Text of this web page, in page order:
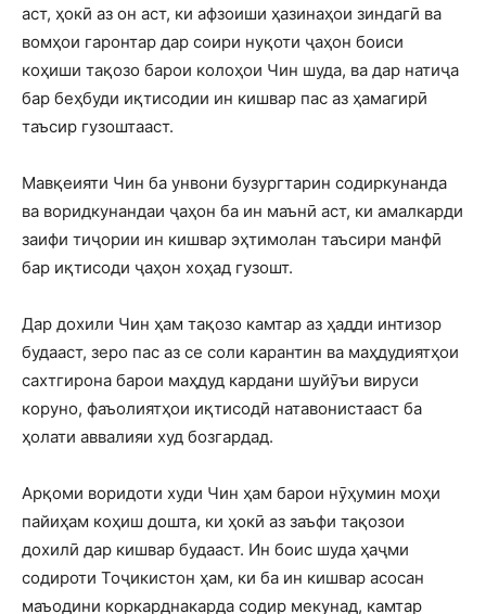
аст, ҳокӣ аз он аст, ки афзоиши ҳазинаҳои зиндагӣ ва
вомҳои гаронтар дар соири нуқоти ҷаҳон боиси
коҳиши тақозо барои колоҳои Чин шуда, ва дар натиҷа
бар беҳбуди иқтисодии ин кишвар пас аз ҳамагирӣ
таъсир гузоштааст.
Мавқеияти Чин ба унвони бузургтарин содиркунанда
ва воридкунандаи ҷаҳон ба ин маънӣ аст, ки амалкарди
заифи тиҷории ин кишвар эҳтимолан таъсири манфӣ
бар иқтисоди ҷаҳон хоҳад гузошт.
Дар дохили Чин ҳам тақозо камтар аз ҳадди интизор
будааст, зеро пас аз се соли карантин ва маҳдудиятҳои
сахтгирона барои маҳдуд кардани шуйӯъи вируси
коруно, фаъолиятҳои иқтисодӣ натавонистааст ба
ҳолати аввалияи худ бозгардад.
Арқоми воридоти худи Чин ҳам барои нӯҳумин моҳи
пайиҳам коҳиш дошта, ки ҳокӣ аз заъфи тақозои
дохилӣ дар кишвар будааст. Ин боис шуда ҳаҷми
содироти Тоҷикистон ҳам, ки ба ин кишвар асосан
маъодини коркарднакарда содир мекунад, камтар